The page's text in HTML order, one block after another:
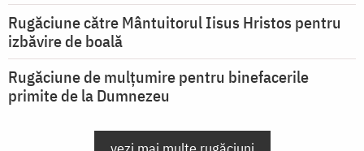
Rugăciune către Mântuitorul Iisus Hristos pentru
izbăvire de boală
Rugăciune de mulțumire pentru binefacerile
primite de la Dumnezeu